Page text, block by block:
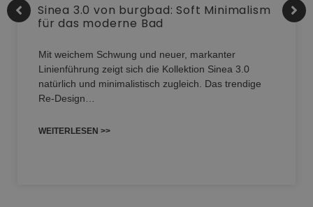
Sinea 3.0 von burgbad: Soft Minimalism
für das moderne Bad
Mit weichem Schwung und neuer, markanter
Linienführung zeigt sich die Kollektion Sinea 3.0
natürlich und minimalistisch zugleich. Das trendige
Re-Design…
WEITERLESEN >>